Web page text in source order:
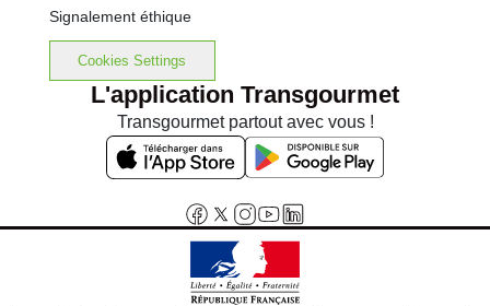
Signalement éthique
Cookies Settings
L'application Transgourmet
Transgourmet partout avec vous !